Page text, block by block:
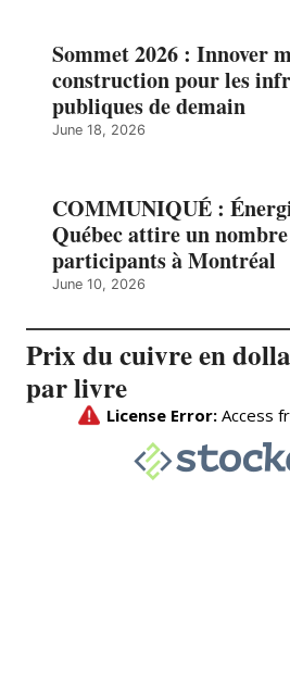
Sommet 2026 : Innover
construction pour les
publiques de demain
June 18, 2026
COMMUNIQUÉ :
Québec attire un
participants à Montréal
June 10, 2026
Prix du cuivre en
par livre